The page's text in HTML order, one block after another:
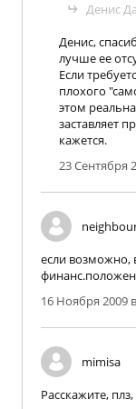
Денис
Денис,
лучше ее
Если
плохого
этом
заставляет
кажется.
23 Сентября
если
16 Ноября 2009
mimisa
Расскажите,